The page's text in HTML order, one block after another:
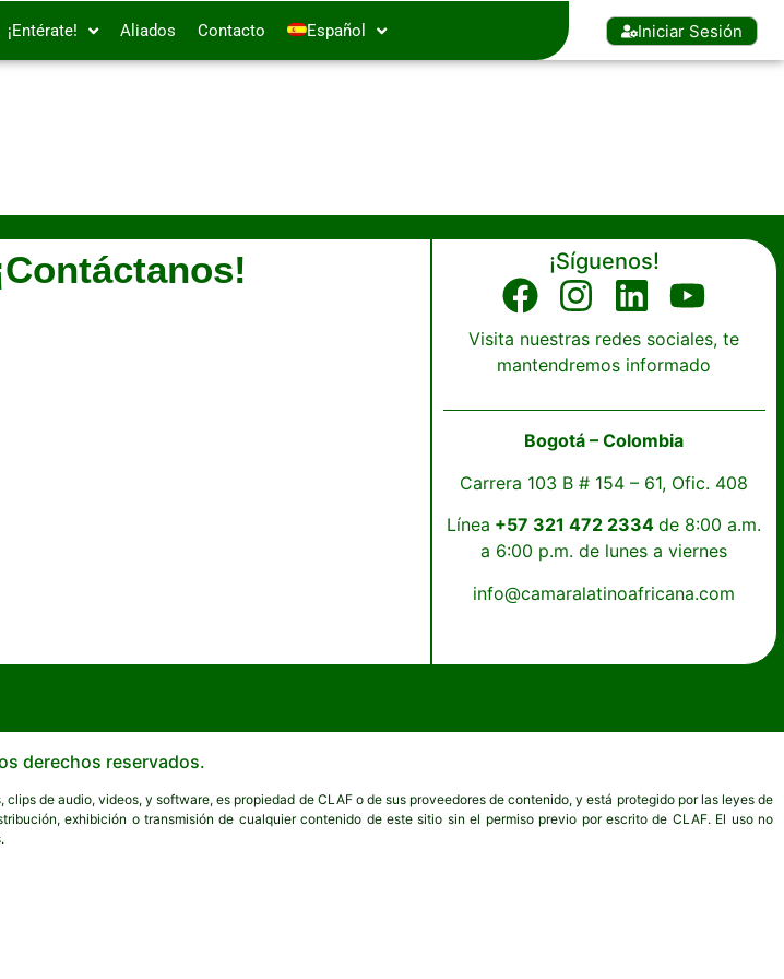
¡Entérate! Aliados Contacto Español Iniciar Sesión
¡Síguenos!
Visita nuestras redes sociales, te
mantendremos informado
Bogotá – Colombia
Carrera 103 B # 154 – 61, Ofic. 408
Línea +57 321 472 2334de 8:00 a.m.
a 6:00 p.m. de lunes a viernes
info@camaralatinoafricana.com
derechos reservados.
de audio, videos, y software, es propiedad de CLAF o de sus proveedores de contenido, y está protegido por las leyes de
exhibición o transmisión de cualquier contenido de este sitio sin el permiso previo por escrito de CLAF. El uso no